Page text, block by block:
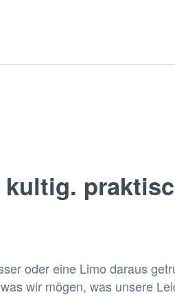
oder eine Limo daraus
wir mögen, was unsere